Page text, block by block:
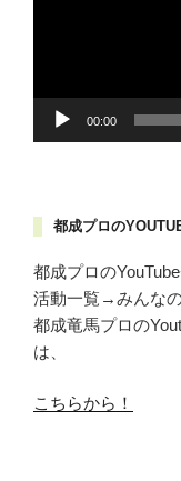
00:00
都成プロの
都成プロの
活動一覧→みんな
都成竜馬プロの
は、
こちらから！